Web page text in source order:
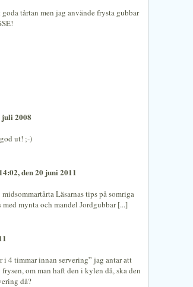
tårtan men jag använde frysta gubbar
juli 2008
ut! ;-)
den 20 juni 2011
Läsarnas tips på somriga
mynta och mandel Jordgubbar [...]
i 4 timmar innan servering” jag antar att
om man haft den i kylen då, ska den
då?